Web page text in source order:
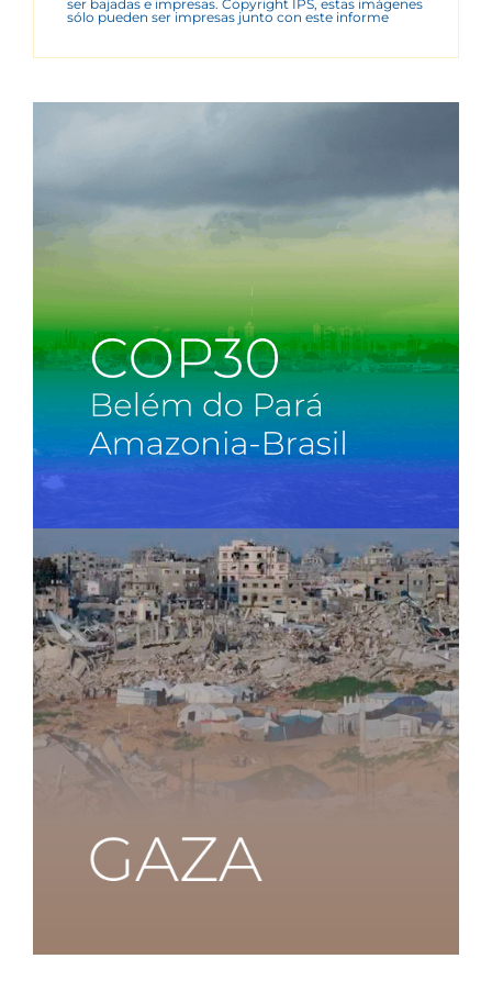
ser bajadas e impresas. Copyright IPS, estas imágenes
sólo pueden ser impresas junto con este informe